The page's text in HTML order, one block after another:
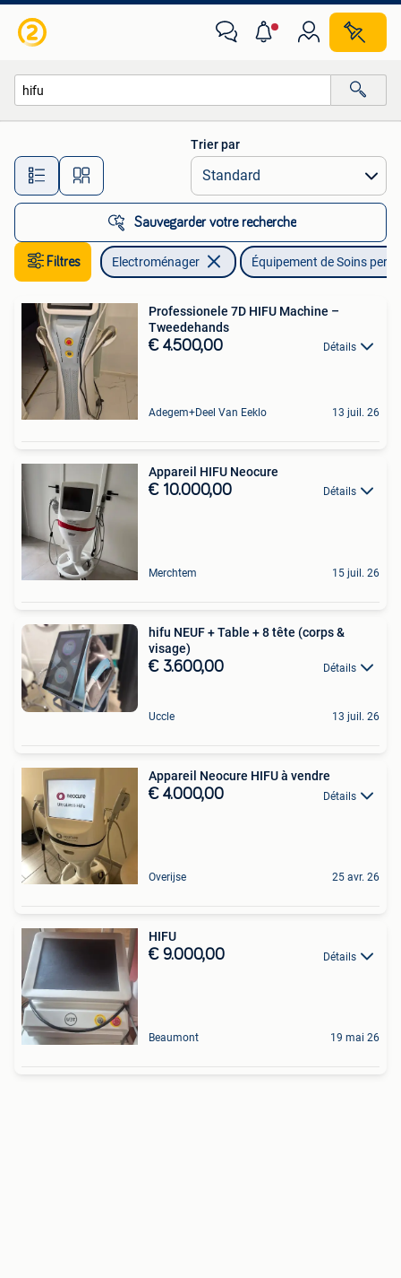
Toutes les distances…
Trier par
Sauvegarder votre recherche
Filtres Electroménager Équipement de Soins
Professionele 7D HIFU Machine –
Tweedehands
€ 4.500,00 Détails
Adegem+Deel Van Eeklo 13 juil. 26
Appareil HIFU Neocure
€ 10.000,00 Détails
Merchtem 15 juil. 26
hifu NEUF + Table + 8 tête (corps &
visage)
€ 3.600,00 Détails
Uccle 13 juil. 26
Appareil Neocure HIFU à vendre
€ 4.000,00 Détails
Overijse 25 avr. 26
HIFU
€ 9.000,00 Détails
Beaumont 19 mai 26